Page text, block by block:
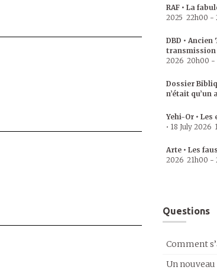
RAF • La
2025 22h00 -
DBD •
transmission
2026 20h00 -
Dossier
n’était qu’un
Yehi-Or •
• 18 July 2026
Arte • Les
2026 21h00 -
Questions
Comment
Un